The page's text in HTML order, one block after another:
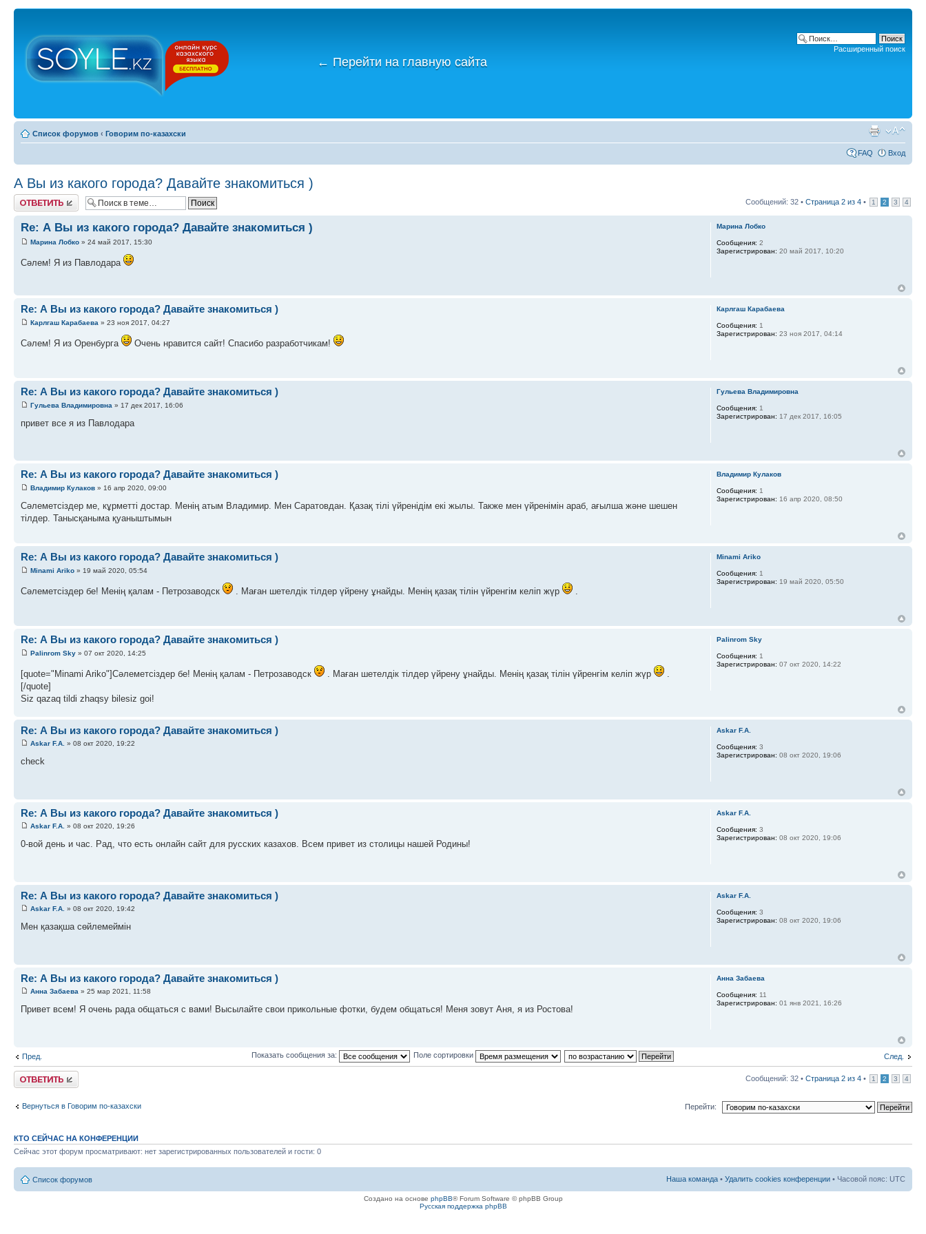
← Перейти на главную сайта
Расширенный поиск
Список форумов ‹ Говорим по-казахски
FAQ Вход
А Вы из какого города? Давайте знакомиться )
Ответить Сообщений: 32 • Страница 2 из 4 • 1 2 3 4
Re: А Вы из какого города? Давайте знакомиться )
Марина Лобко » 24 май 2017, 15:30
Сәлем! Я из Павлодара
Марина Лобко
Сообщения: 2
Зарегистрирован: 20 май 2017, 10:20
Re: А Вы из какого города? Давайте знакомиться )
Карлгаш Карабаева » 23 ноя 2017, 04:27
Сәлем! Я из Оренбурга Очень нравится сайт! Спасибо разработчикам!
Карлгаш Карабаева
Сообщения: 1
Зарегистрирован: 23 ноя 2017, 04:14
Re: А Вы из какого города? Давайте знакомиться )
Гульева Владимировна » 17 дек 2017, 16:06
привет все я из Павлодара
Гульева Владимировна
Сообщения: 1
Зарегистрирован: 17 дек 2017, 16:05
Re: А Вы из какого города? Давайте знакомиться )
Владимир Кулаков » 16 апр 2020, 09:00
Сәлеметсіздер ме, кұрметті достар. Менің атым Владимир. Мен Саратовдан. Қазақ тілі үйренідім екі жылы. Также мен үйренімін араб, ағылша және шешен
тілдер. Танысқаныма қуаныштымын
Владимир Кулаков
Сообщения: 1
Зарегистрирован: 16 апр 2020, 08:50
Re: А Вы из какого города? Давайте знакомиться )
Minami Ariko » 19 май 2020, 05:54
Сәлеметсіздер бе! Менің қалам - Петрозаводск . Маған шетелдік тілдер үйрену ұнайды. Менің қазақ тілін үйренгім келіп жүр
Minami Ariko
Сообщения: 1
Зарегистрирован: 19 май 2020, 05:50
Re: А Вы из какого города? Давайте знакомиться )
Palinrom Sky » 07 окт 2020, 14:25
[quote="Minami Ariko"]Сәлеметсіздер бе! Менің қалам - Петрозаводск . Маған шетелдік тілдер үйрену ұнайды. Менің қазақ тілін үйренгім келіп жүр
[/quote]
Siz qazaq tildi zhaqsy bilesiz goi!
Palinrom Sky
Сообщения: 1
Зарегистрирован: 07 окт 2020, 14:22
Re: А Вы из какого города? Давайте знакомиться )
Askar F.A. » 08 окт 2020, 19:22
check
Askar F.A.
Сообщения: 3
Зарегистрирован: 08 окт 2020, 19:06
Re: А Вы из какого города? Давайте знакомиться )
Askar F.A. » 08 окт 2020, 19:26
0-вой день и час. Рад, что есть онлайн сайт для русских казахов. Всем привет из столицы нашей Родины!
Askar F.A.
Сообщения: 3
Зарегистрирован: 08 окт 2020, 19:06
Re: А Вы из какого города? Давайте знакомиться )
Askar F.A. » 08 окт 2020, 19:42
Мен қазақша сөйлемеймін
Askar F.A.
Сообщения: 3
Зарегистрирован: 08 окт 2020, 19:06
Re: А Вы из какого города? Давайте знакомиться )
Анна Забаева » 25 мар 2021, 11:58
Привет всем! Я очень рада общаться с вами! Высылайте свои прикольные фотки, будем общаться! Меня зовут Аня, я из Ростова!
Анна Забаева
Сообщения: 11
Зарегистрирован: 01 янв 2021, 16:26
Пред. След.
Показать сообщения за: Поле сортировки
Ответить Сообщений: 32 • Страница 2 из 4 • 1 2 3 4
Вернуться в Говорим по-казахски Перейти:
КТО СЕЙЧАС НА КОНФЕРЕНЦИИ
Сейчас этот форум просматривают: нет зарегистрированных пользователей и гости: 0
Список форумов Наша команда • Удалить cookies конференции • Часовой пояс: UTC
Создано на основе phpBB® Forum Software © phpBB Group
Русская поддержка phpBB